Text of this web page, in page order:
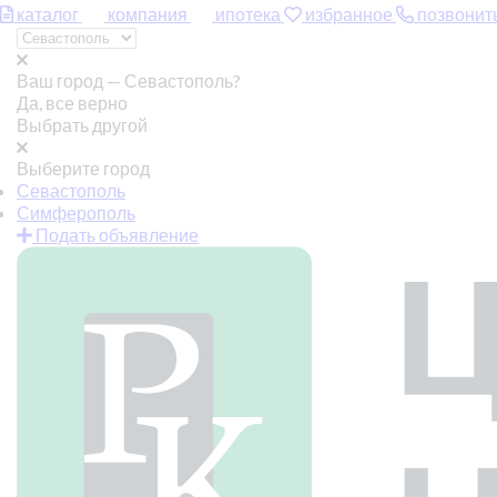
каталог компания ипотека избранное
Ваш город — Севастополь?
Да, все верно
Выбрать другой
Выберите город
Севастополь
Симферополь
Подать объявление